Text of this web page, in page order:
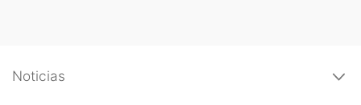
Noticias